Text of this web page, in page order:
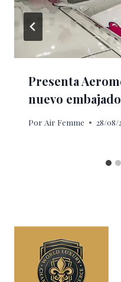
Presenta
nuevo
Por Air Femme 28/08/